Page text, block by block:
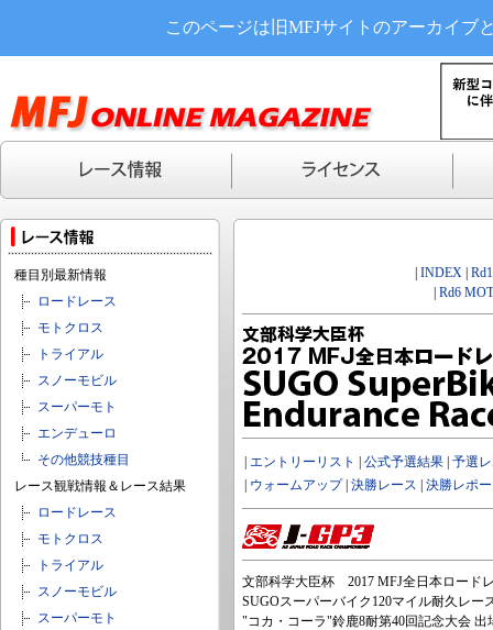
このページは旧MFJサイトのアーカイブ
種目別最新情報
ロードレース
モトクロス
トライアル
スノーモビル
スーパーモト
エンデューロ
その他競技種目
レース観戦情報＆レース結果
ロードレース
モトクロス
トライアル
スノーモビル
スーパーモト
INDEX
Rd6
エントリーリスト 公式予選結果 予選
ウォームアップ| 決勝レース 決勝レポ
文部科学大臣杯 2017 MFJ全日本ロード
SUGOスーパーバイク120マイル耐久レー
"コカ・コーラ"鈴鹿8耐第40回記念大会